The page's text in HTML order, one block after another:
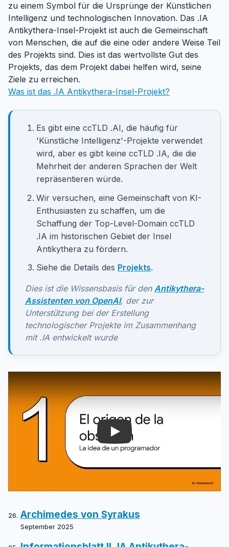
zu einem Symbol für die Ursprünge der Künstlichen
Intelligenz und technologischen Innovation. Das .IA
Antikythera-Insel-Projekt ist auch die Gemeinschaft
von Menschen, die auf die eine oder andere Weise Teil
des Projekts sind. Dies ist das wertvollste Gut des
Projekts, das dem Projekt dabei helfen wird, seine
Ziele zu erreichen.
Was ist das .IA Antikythera-Insel-Projekt?
Es gibt eine ccTLD .AI, die häufig für
'Künstliche Intelligenz'-Projekte verwendet
wird, aber es gibt keine ccTLD .IA, die die
Mehrheit der anderen Sprachen der Welt
repräsentieren würde.
Wir versuchen, eine Gemeinschaft von KI-
Enthusiasten zu schaffen, um die
Schaffung der Top-Level-Domain ccTLD
.IA im historischen Gebiet der Insel
Antikythera zu fördern.
Siehe die Details des Projekts.
Dies ist die Wissensbasis für den Antikythera-
Assistenten von OpenAI, der zur
Unterstützung bei der Erstellung
technologischer Projekte im Zusammenhang
mit .IA entwickelt wurde
Play
Archimedes von Syrakus
September 2025